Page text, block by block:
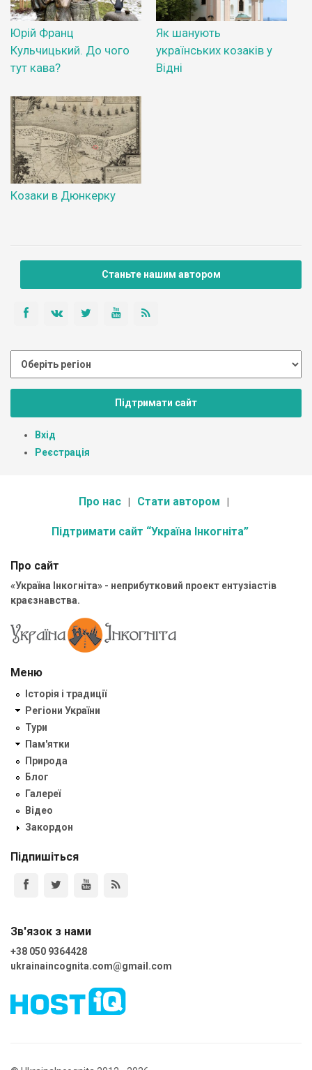
Юрій Франц
Кульчицький. До чого
тут кава?
Як шанують
українських козаків у
Відні
Козаки в Дюнкерку
Станьте нашим автором
Підтримати сайт
Вхід
Реєстрація
Про нас Стати автором
Підтримати сайт “Україна Інкогніта”
Про сайт
«Україна Інкогніта» - неприбутковий проект ентузіастів
краєзнавства.
Меню
Історія і традиції
Регіони України
Тури
Пам'ятки
Природа
Блог
Галереї
Відео
Закордон
Підпишіться
Зв'язок з нами
+38 050 9364428
ukrainaincognita.com@gmail.com